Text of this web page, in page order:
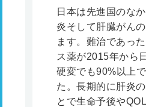
日本は先進国のな
炎そして肝臓がん
ます。難治であっ
ス薬が2015年から
硬変でも90%以上
た。長期的に肝炎
とで生命予後や